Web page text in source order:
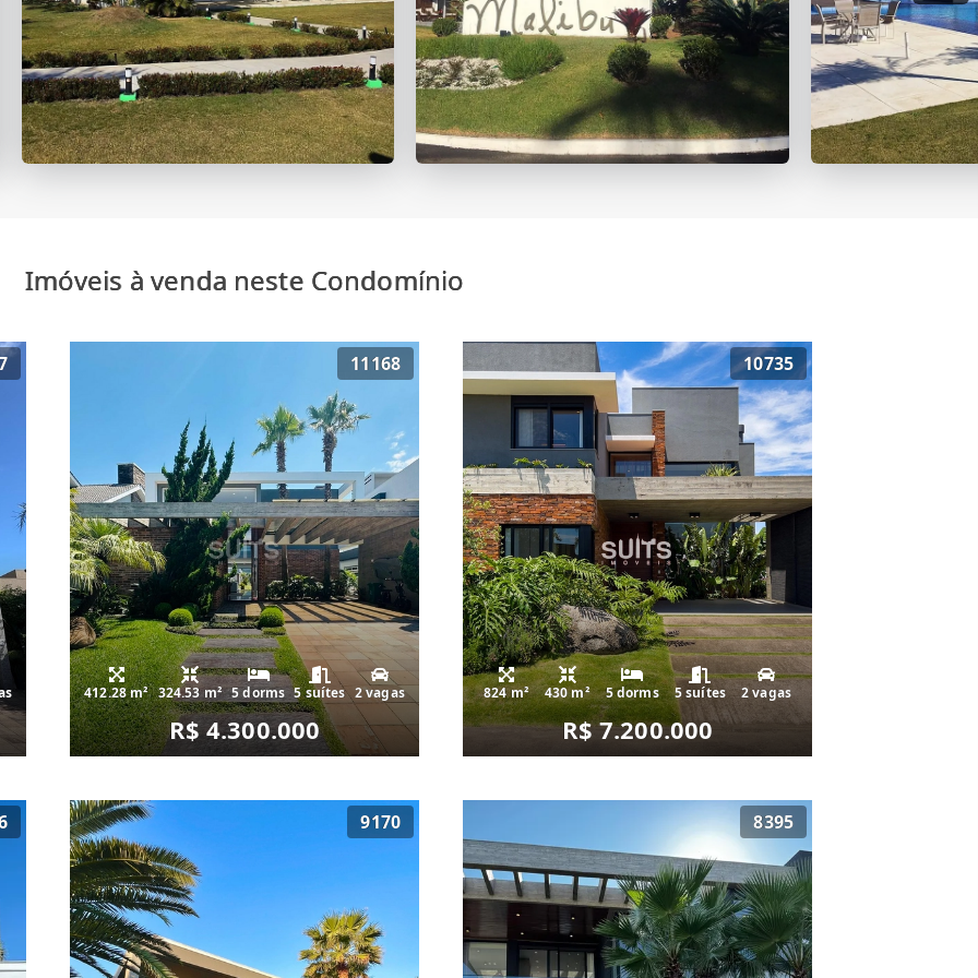
Imóveis à venda neste Condomínio
11168
412.28 m² 324.53 m² 5 dorms 5 suítes 2 vagas
R$ 4.300.000
10735
824 m² 430 m² 5 dorms 5 suítes 2 vagas
R$ 7.200.000
9170 8395